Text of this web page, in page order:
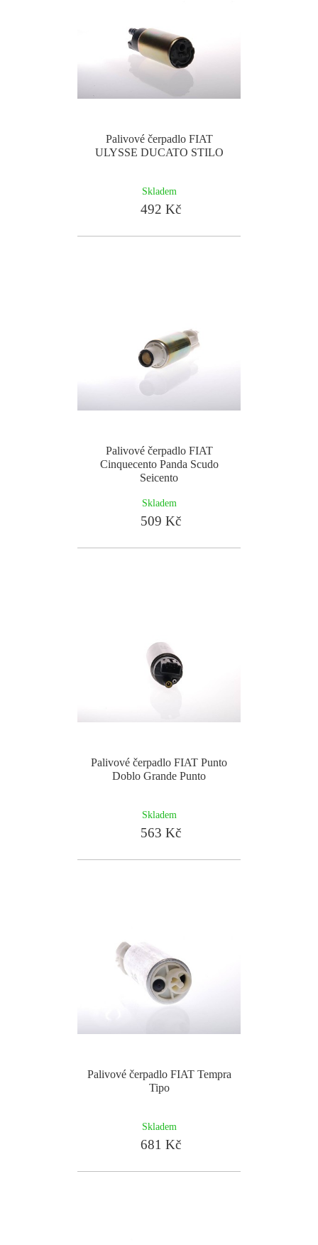
Palivové čerpadlo FIAT
ULYSSE DUCATO STILO
Skladem
492 Kč
Palivové čerpadlo FIAT
Cinquecento Panda Scudo
Seicento
Skladem
509 Kč
Palivové čerpadlo FIAT Punto
Doblo Grande Punto
Skladem
563 Kč
Palivové čerpadlo FIAT Tempra
Tipo
Skladem
681 Kč